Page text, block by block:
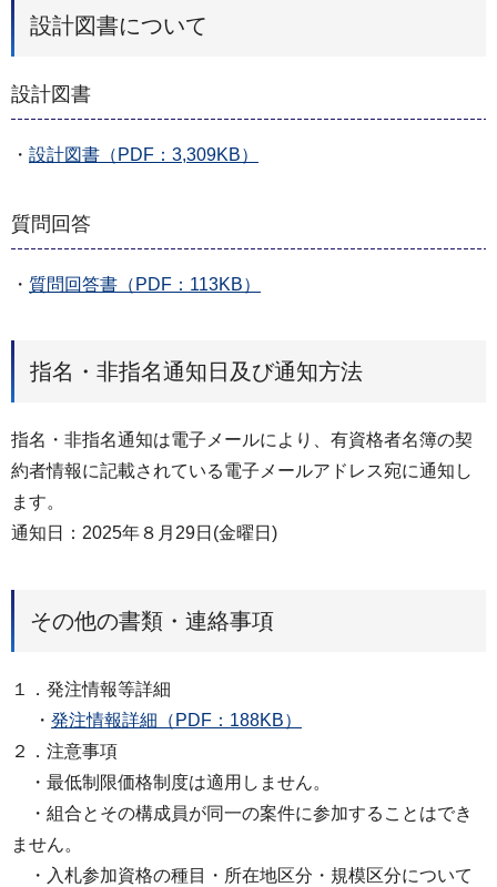
設計図書について
設計図書
・ 設計図書（PDF：3,309KB）
質問回答
・ 質問回答書（PDF：113KB）
指名・非指名通知日及び通知方法
指名・非指名通知は電子メールにより、有資格者名簿の契
約者情報に記載されている電子メールアドレス宛に通知し
ます。
通知日：2025年８月29日(金曜日)
その他の書類・連絡事項
１．発注情報等詳細
・ 発注情報詳細（PDF：188KB）
２．注意事項
・最低制限価格制度は適⽤しません。
・組合とその構成員が同一の案件に参加することはでき
ません。
・入札参加資格の種目・所在地区分・規模区分について